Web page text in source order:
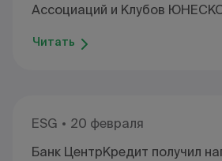
Ассоциаций и Клубов
Читать
ESG
20 февраля
Банк ЦентрКредит получил